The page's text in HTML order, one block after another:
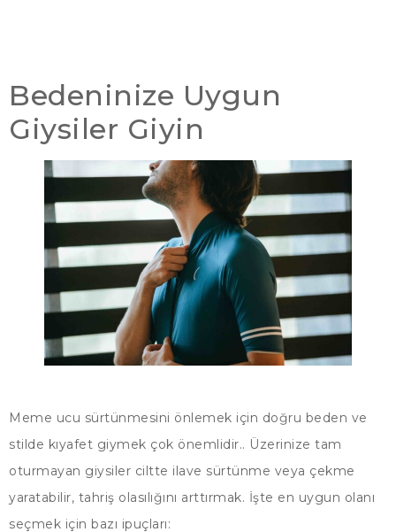
Bedeninize Uygun
Giysiler Giyin
Meme ucu sürtünmesini önlemek için doğru beden ve
stilde kıyafet giymek çok önemlidir.. Üzerinize tam
oturmayan giysiler ciltte ilave sürtünme veya çekme
yaratabilir, tahriş olasılığını arttırmak. İşte en uygun olanı
seçmek için bazı ipuçları: